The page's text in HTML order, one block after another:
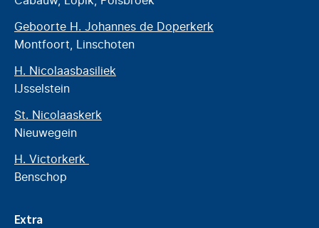
Geboorte H. Johannes de Doperkerk
Montfoort, Linschoten
H. Nicolaasbasiliek
IJsselstein
St. Nicolaaskerk
Nieuwegein
H. Victorkerk
Benschop
Extra